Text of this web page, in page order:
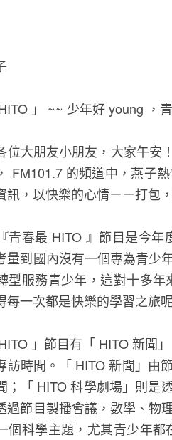
」 ~~ 少年好 young ，
位大朋友小朋友，大家午
FM101.7 的頻道中，燕子
訊，以快樂的心情ㄧㄧ打包
青春最 HITO 』節目是今
量到國內沒有一個專為青少
型服務青少年，這對十多
每一次都是快樂的學習之旅呢
HITO 」節目有「 HITO 新聞
訪時間。「 HITO 新聞」由
；「 HITO 科學劇場」則是
過節目製播會議，數學、物
個科學主題，尤其青少年